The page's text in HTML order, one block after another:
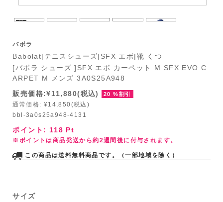
バボラ
Babolat|テニスシューズ|SFX エボ|靴 くつ
[バボラ シューズ ]SFX エボ カーペット M SFX EVO C
ARPET M メンズ 3A0S25A948
販売価格:¥11,880(税込)
20 %割引
通常価格: ¥14,850(税込)
bbl-3a0s25a948-4131
ポイント: 118 Pt
※ポイントは商品発送から約2週間後に付与されます。
この商品は送料無料商品です。（一部地域を除く）
サイズ